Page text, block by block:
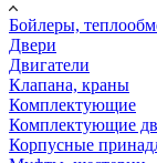
Бойлеры,
Двери
Двигатели
Клапана, краны
Комплектующие
Комплектующие
Корпусные